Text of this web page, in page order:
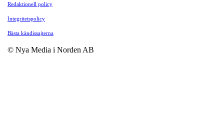
Redaktionell policy
Integritetspolicy
Bästa kändissajterna
© Nya Media i Norden AB